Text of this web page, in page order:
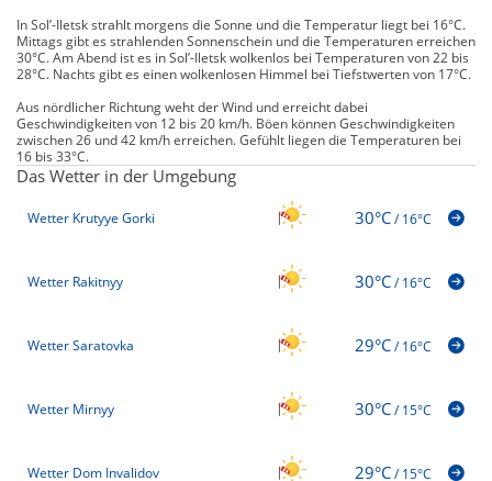
In Sol’-Iletsk strahlt morgens die Sonne und die Temperatur liegt bei 16°C.
Mittags gibt es strahlenden Sonnenschein und die Temperaturen erreichen
30°C. Am Abend ist es in Sol’-Iletsk wolkenlos bei Temperaturen von 22 bis
28°C. Nachts gibt es einen wolkenlosen Himmel bei Tiefstwerten von 17°C.
Aus nördlicher Richtung weht der Wind und erreicht dabei
Geschwindigkeiten von 12 bis 20 km/h. Böen können Geschwindigkeiten
zwischen 26 und 42 km/h erreichen. Gefühlt liegen die Temperaturen bei
16 bis 33°C.
Das Wetter in der Umgebung
Wetter Krutyye Gorki 30°C/16°C
Wetter Rakitnyy 30°C/16°C
Wetter Saratovka 29°C/16°C
Wetter Mirnyy 30°C/15°C
Wetter Dom Invalidov 29°C/15°C